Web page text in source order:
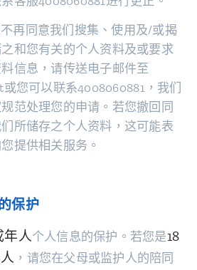
再同意我们搜集、使用及/或揭
和您有关的个人资料及或要求
信息，请传送电子邮件至
您可以联系4008060881，我们
范处理您的申请。若您撤回同
所储存之个人资料，这可能表
提供相关服务。
保护
年人个人信息的保护。若您是18
，请您在父母或监护人的陪同